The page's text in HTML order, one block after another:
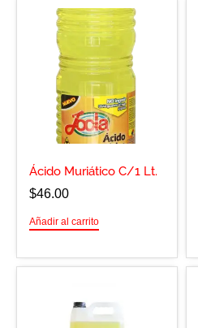
Ácido Muriático C/1 Lt.
$46.00
Añadir al carrito